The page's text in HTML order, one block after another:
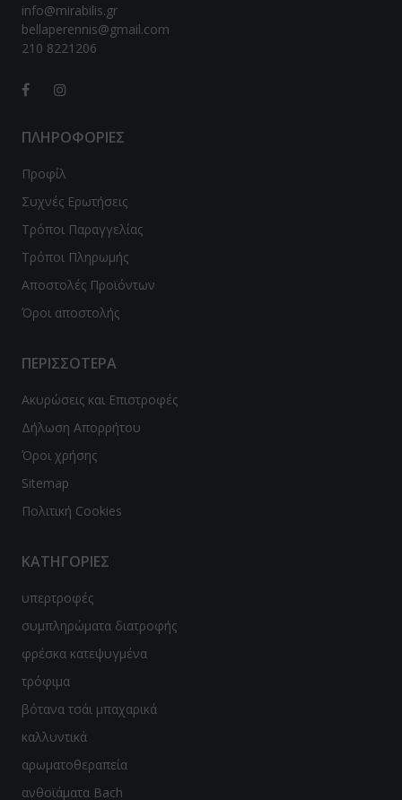
info@mirabilis.gr
bellaperennis@gmail.com
210 8221206
ΠΛΗΡΟΦΟΡΙΕΣ
Προφίλ
Συχνές Ερωτήσεις
Τρόποι Παραγγελίας
Τρόποι Πληρωμής
Αποστολές Προϊόντων
Όροι αποστολής
ΠΕΡΙΣΣΟΤΕΡΑ
Ακυρώσεις και Επιστροφές
Δήλωση Απορρήτου
Όροι χρήσης
Sitemap
Πολιτική Cookies
ΚΑΤΗΓΟΡΙΕΣ
υπερτροφές
συμπληρώματα διατροφής
φρέσκα κατεψυγμένα
τρόφιμα
βότανα τσάι μπαχαρικά
καλλυντικά
αρωματοθεραπεία
ανθοϊάματα Bach